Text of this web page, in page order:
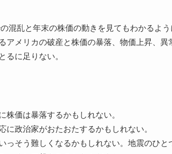
混乱と年末の株価の動きを見てもわかるよ
アメリカの破産と株価の暴落、物価上昇、異
に足りない。
価は暴落するかもしれない。
政治家がおたおたするかもしれない。
そう難しくなるかもしれない。地震のひと